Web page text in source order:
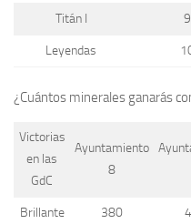
Titán I
Leyendas
¿Cuántos minerales ganarás
Victorias
en las
GdC
Ayuntamiento
8
Brillante 380